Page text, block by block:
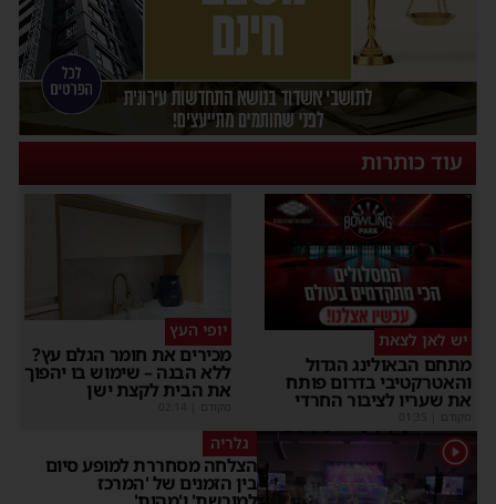
עוד כותרות
יש לאן לצאת
מתחם הבאולינג הגדול
והאטרקטיבי בדרום פותח
את שעריו לציבור החרדי
יופי העץ
מכירים את חומר הגלם עץ?
ללא הבנה – שימוש בו יהפוך
את הבית לקצת ישן
גלריה
הצלחה מסחררת למופע סיום
בין הזמנים של 'המרכז